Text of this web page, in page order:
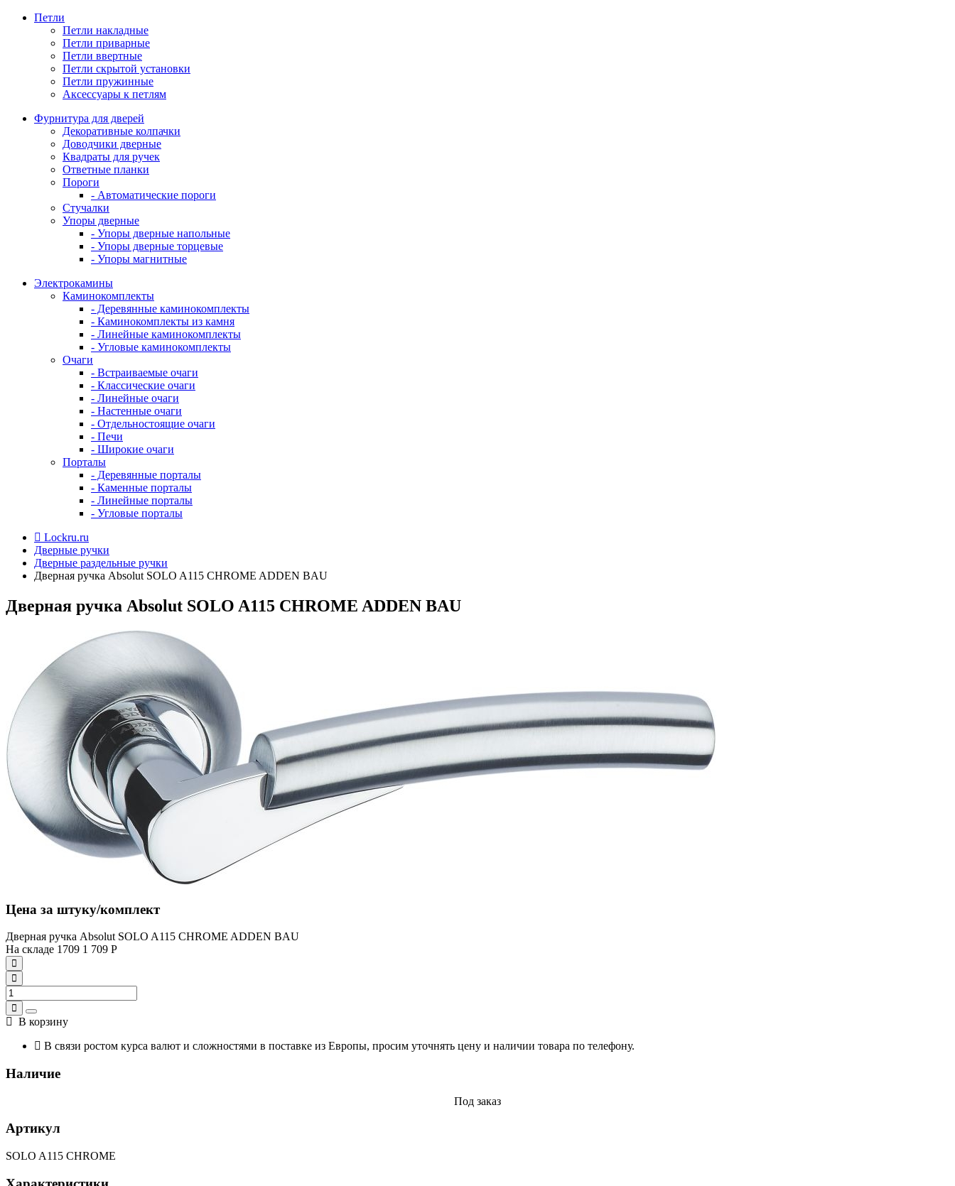
Петли
Петли накладные
Петли приварные
Петли ввертные
Петли скрытой установки
Петли пружинные
Аксессуары к петлям
Фурнитура для дверей
Декоративные колпачки
Доводчики дверные
Квадраты для ручек
Ответные планки
Пороги
- Автоматические пороги
Стучалки
Упоры дверные
- Упоры дверные напольные
- Упоры дверные торцевые
- Упоры магнитные
Электрокамины
Каминокомплекты
- Деревянные каминокомплекты
- Каминокомплекты из камня
- Линейные каминокомплекты
- Угловые каминокомплекты
Очаги
- Встраиваемые очаги
- Классические очаги
- Линейные очаги
- Настенные очаги
- Отдельностоящие очаги
- Печи
- Широкие очаги
Порталы
- Деревянные порталы
- Каменные порталы
- Линейные порталы
- Угловые порталы
Lockru.ru
Дверные ручки
Дверные раздельные ручки
Дверная ручка Absolut SOLO A115 CHROME ADDEN BAU
Дверная ручка Absolut SOLO A115 CHROME ADDEN BAU
Цена за штуку/комплект
Дверная ручка Absolut SOLO A115 CHROME ADDEN BAU
На складе 1709 1 709 Р
В корзину
В связи ростом курса валют и сложностями в поставке из Европы, просим уточнять цену и наличии товара по телефону.
Наличие
Под заказ
Артикул
SOLO A115 CHROME